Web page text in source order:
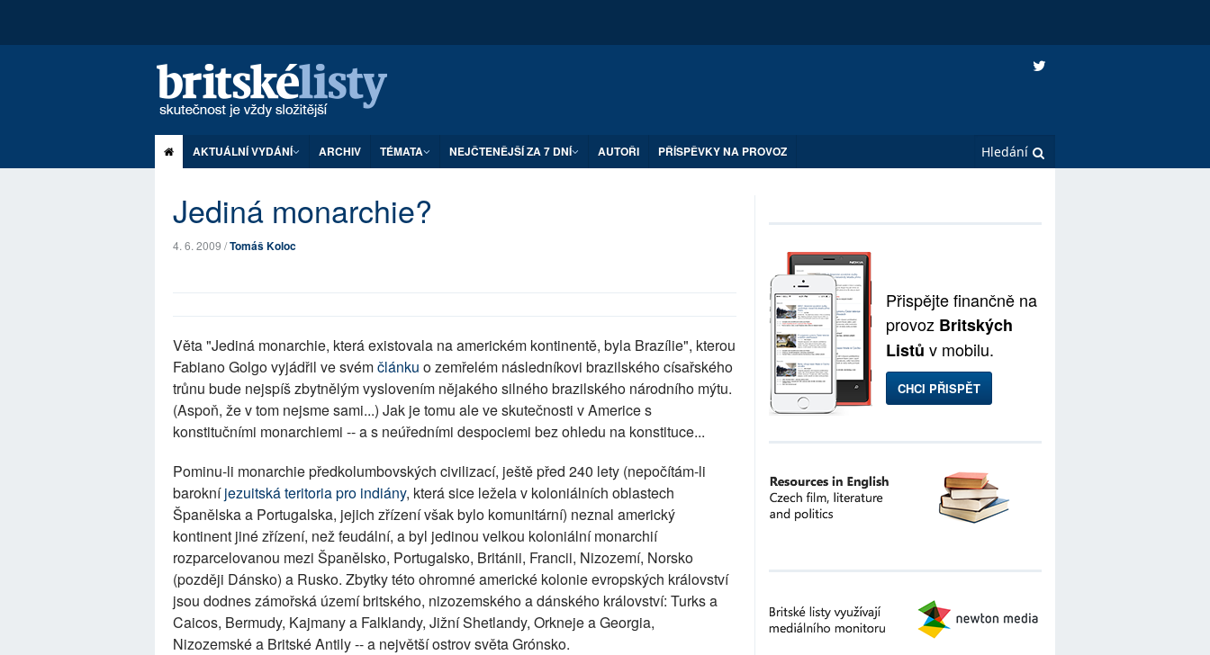
AKTUÁLNÍ VYDÁNÍ ARCHIV TÉMATA NEJČTENĚJŠÍ ZA 7 DNÍ AUTOŘI PŘÍSPĚVKY NA PROVOZ
Jediná monarchie?
4. 6. 2009 /Tomáš Koloc
Věta "Jediná monarchie, která existovala na americkém kontinentě, byla Brazílie", kterou
Fabiano Golgo vyjádřil ve svémčlánku o zemřelém následníkovi brazilského císařského
trůnu bude nejspíš zbytnělým vyslovením nějakého silného brazilského národního mýtu.
(Aspoň, že v tom nejsme sami...) Jak je tomu ale ve skutečnosti v Americe s
konstitučními monarchiemi -- a s neúředními despociemi bez ohledu na konstituce...
Pominu-li monarchie předkolumbovských civilizací, ještě před 240 lety (nepočítám-li
barokníjezuitská teritoria pro indiány, která sice ležela v koloniálních oblastech
Španělska a Portugalska, jejich zřízení však bylo komunitární) neznal americký
kontinent jiné zřízení, než feudální, a byl jedinou velkou koloniální monarchií
rozparcelovanou mezi Španělsko, Portugalsko, Británii, Francii, Nizozemí, Norsko
(později Dánsko) a Rusko. Zbytky této ohromné americké kolonie evropských království
jsou dodnes zámořská území britského, nizozemského a dánského království: Turks a
Caicos, Bermudy, Kajmany a Falklandy, Jižní Shetlandy, Orkneje a Georgia,
Nizozemské a Britské Antily -- a největší ostrov světa Grónsko.
Přispějte finančně na
provoz Britských
Listů v mobilu.
CHCI PŘISPĚT